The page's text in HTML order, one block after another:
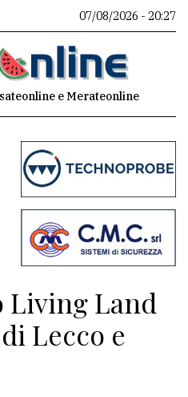
07/08/2026 - 20:27
e Merateonline
Living Land
Lecco e